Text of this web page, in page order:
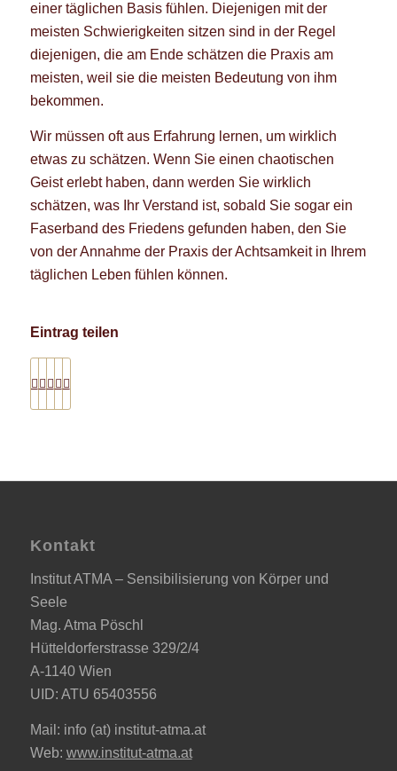
einer täglichen Basis fühlen. Diejenigen mit der
meisten Schwierigkeiten sitzen sind in der Regel
diejenigen, die am Ende schätzen die Praxis am
meisten, weil sie die meisten Bedeutung von ihm
bekommen.
Wir müssen oft aus Erfahrung lernen, um wirklich
etwas zu schätzen. Wenn Sie einen chaotischen
Geist erlebt haben, dann werden Sie wirklich
schätzen, was Ihr Verstand ist, sobald Sie sogar ein
Faserband des Friedens gefunden haben, den Sie
von der Annahme der Praxis der Achtsamkeit in Ihrem
täglichen Leben fühlen können.
Eintrag teilen
Kontakt
Institut ATMA – Sensibilisierung von Körper und
Seele
Mag. Atma Pöschl
Hütteldorferstrasse 329/2/4
A-1140 Wien
UID: ATU 65403556
Mail: info (at) institut-atma.at
Web: www.institut-atma.at